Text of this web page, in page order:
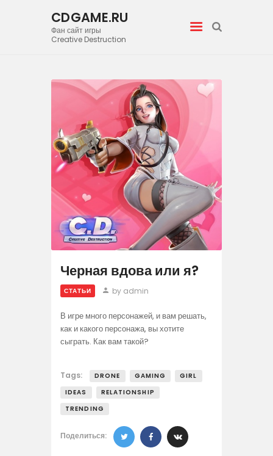
CDGAME.RU
Фан сайт игры
Creative DestructionCDGAME.RU
Home
Видео
Галерея
Новости
Статьи
Черная вдова или я?
СТАТЬИ by admin
В игре много персонажей, и вам решать,
как и какого персонажа, вы хотите
сыграть. Как вам такой?
Tags: DRONE GAMING
GIRL
IDEAS
RELATIONSHIP
TRENDING
Поделиться: